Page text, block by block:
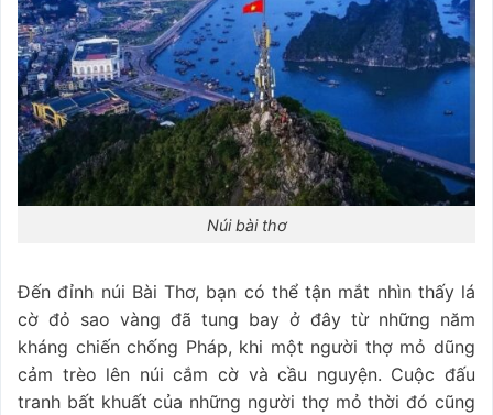
Núi bài thơ
Đến đỉnh núi Bài Thơ, bạn có thể tận mắt nhìn thấy lá
cờ đỏ sao vàng đã tung bay ở đây từ những năm
kháng chiến chống Pháp, khi một người thợ mỏ dũng
cảm trèo lên núi cắm cờ và cầu nguyện. Cuộc đấu
tranh bất khuất của những người thợ mỏ thời đó cũng